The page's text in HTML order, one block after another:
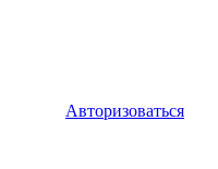
Авторизоваться